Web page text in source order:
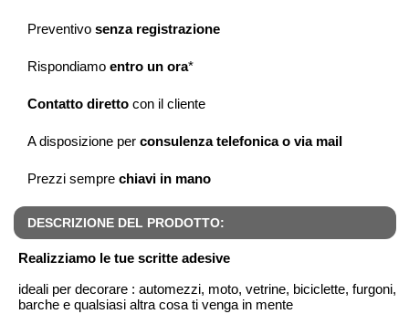
Preventivo senza registrazione
Rispondiamo entro un ora*
Contatto diretto con il cliente
A disposizione per consulenza telefonica o via mail
Prezzi sempre chiavi in mano
DESCRIZIONE DEL PRODOTTO:
Realizziamo le tue scritte adesive
ideali per decorare : automezzi, moto, vetrine, biciclette, furgoni,
barche e qualsiasi altra cosa ti venga in mente